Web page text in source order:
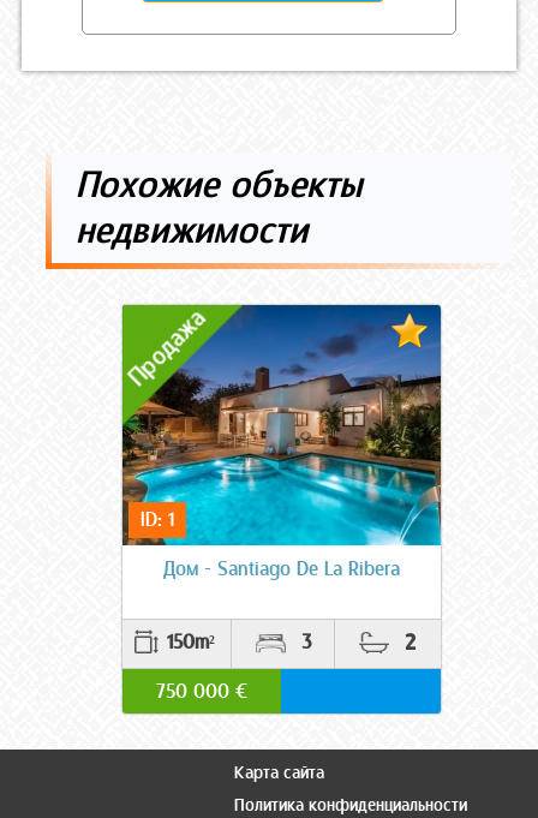
Похожие объекты
недвижимости
ID: 1
Дом - Santiago De La Ribera
150m² 3 2
750 000 €
Карта сайта
Политика конфиденциальности